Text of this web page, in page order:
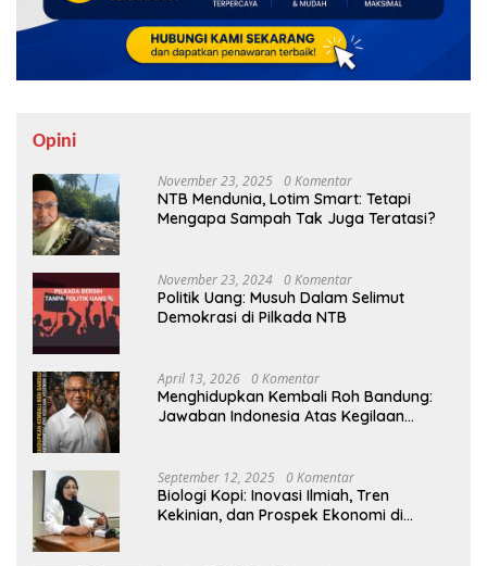
Opini
November 23, 2025 0 Komentar
NTB Mendunia, Lotim Smart: Tetapi
Mengapa Sampah Tak Juga Teratasi?
November 23, 2024 0 Komentar
Politik Uang: Musuh Dalam Selimut
Demokrasi di Pilkada NTB
April 13, 2026 0 Komentar
Menghidupkan Kembali Roh Bandung:
Jawaban Indonesia Atas Kegilaan
September 12, 2025 0 Komentar
Biologi Kopi: Inovasi Ilmiah, Tren
Kekinian, dan Prospek Ekonomi di